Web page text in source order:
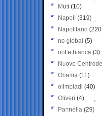
Muti (10)
Napoli (319)
Napolitano
no global (5)
notte bianca (3)
Nuovo
Obama (11)
olimpiadi (40)
Oliveri (4)
Pannella (29)